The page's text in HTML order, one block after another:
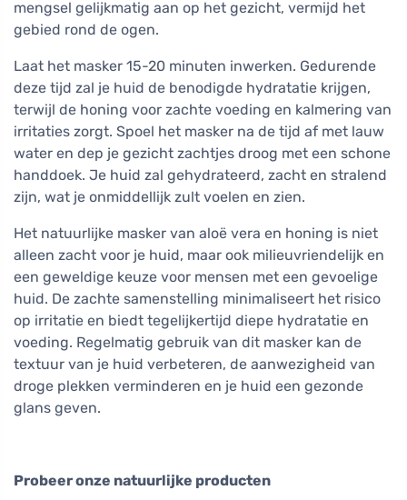
mengsel gelijkmatig aan op het gezicht, vermijd het
gebied rond de ogen.
Laat het masker 15-20 minuten inwerken. Gedurende
deze tijd zal je huid de benodigde hydratatie krijgen,
terwijl de honing voor zachte voeding en kalmering van
irritaties zorgt. Spoel het masker na de tijd af met lauw
water en dep je gezicht zachtjes droog met een schone
handdoek. Je huid zal gehydrateerd, zacht en stralend
zijn, wat je onmiddellijk zult voelen en zien.
Het natuurlijke masker van aloë vera en honing is niet
alleen zacht voor je huid, maar ook milieuvriendelijk en
een geweldige keuze voor mensen met een gevoelige
huid. De zachte samenstelling minimaliseert het risico
op irritatie en biedt tegelijkertijd diepe hydratatie en
voeding. Regelmatig gebruik van dit masker kan de
textuur van je huid verbeteren, de aanwezigheid van
droge plekken verminderen en je huid een gezonde
glans geven.
Probeer onze natuurlijke producten